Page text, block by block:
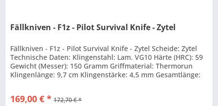
Fällkniven - F1z - Pilot Survival Knife - Zytel
Fällkniven - F1z - Pilot Survival Knife - Zytel Scheide: Zytel
Technische Daten: Klingenstahl: Lam. VG10 Härte (HRC): 59
Gewicht (Messer): 150 Gramm Griffmaterial: Thermorun
Klingenlänge: 9,7 cm Klingenstärke: 4,5 mm Gesamtlänge:
169,00 € * 172,70 € *